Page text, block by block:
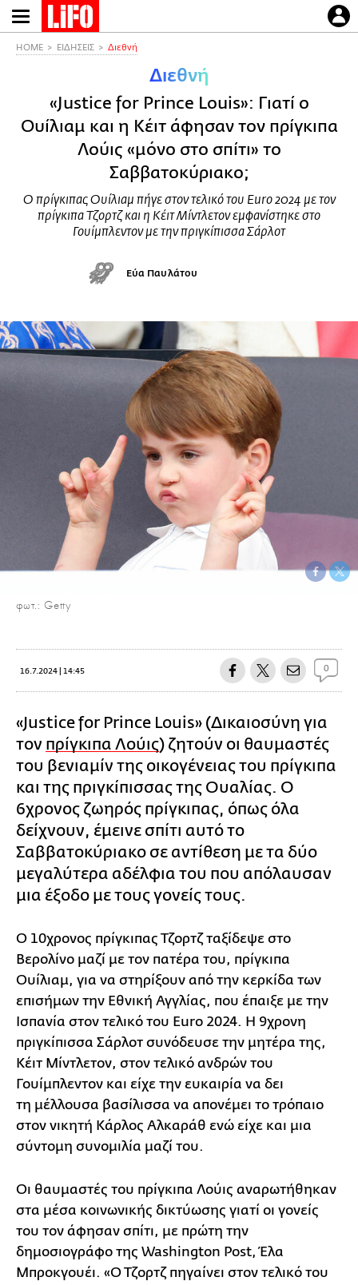
Παράκαμψη
προς
HOME ΕΙΔΗΣΕΙΣ Διεθνή
Διεθνή
«Justice for Prince Louis»: Γιατί ο
Ουίλιαμ και η Κέιτ άφησαν τον πρίγκιπα
Λούις «μόνο στο σπίτι» το
Σαββατοκύριακο;
Ο πρίγκιπας Ουίλιαμ πήγε στον τελικό του Euro 2024 με τον
πρίγκιπα Τζορτζ και η Κέιτ Μίντλετον εμφανίστηκε στο
Γουίμπλεντον με την πριγκίπισσα Σάρλοτ
Εύα Παυλάτου
φωτ.: Getty
16.7.2024 | 14:45 0
«Justice for Prince Louis» (Δικαιοσύνη για
τον πρίγκιπα Λούις) ζητούν οι θαυμαστές
του βενιαμίν της οικογένειας του πρίγκιπα
και της πριγκίπισσας της Ουαλίας. Ο
6χρονος ζωηρός πρίγκιπας, όπως όλα
δείχνουν, έμεινε σπίτι αυτό το
Σαββατοκύριακο σε αντίθεση με τα δύο
μεγαλύτερα αδέλφια του που απόλαυσαν
μια έξοδο με τους γονείς τους.
Ο 10χρονος πρίγκιπας Τζορτζ ταξίδεψε στο
Βερολίνο μαζί με τον πατέρα του, πρίγκιπα
Ουίλιαμ, για να στηρίξουν από την κερκίδα των
επισήμων την Εθνική Αγγλίας, που έπαιξε με την
Ισπανία στον τελικό του Euro 2024. Η 9χρονη
πριγκίπισσα Σάρλοτ συνόδευσε την μητέρα της,
Κέιτ Μίντλετον, στον τελικό ανδρών του
Γουίμπλεντον και είχε την ευκαιρία να δει
τη μέλλουσα βασίλισσα να απονέμει το τρόπαιο
στον νικητή Κάρλος Αλκαράθ ενώ είχε και μια
σύντομη συνομιλία μαζί του.
Οι θαυμαστές του πρίγκιπα Λούις αναρωτήθηκαν
στα μέσα κοινωνικής δικτύωσης γιατί οι γονείς
του τον άφησαν σπίτι, με πρώτη την
δημοσιογράφο της Washington Post, Έλα
Μπροκγουέι. «Ο Τζορτζ πηγαίνει στον τελικό του